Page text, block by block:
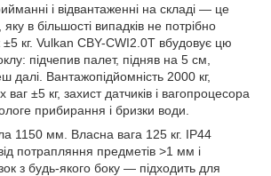
і відвантаженні на складі — це
в більшості випадків не потрібно
±5 кг. Vulkan CBY-CWI2.0T вбудовує цю
підчепив палет, підняв на 5 см,
далі. Вантажопідйомність 2000 кг,
ваг ±5 кг, захист датчиків і вагопроцесора
прибирання і бризки води.
1150 мм. Власна вага 125 кг. IP44
потрапляння предметів >1 мм і
з будь-якого боку — підходить для